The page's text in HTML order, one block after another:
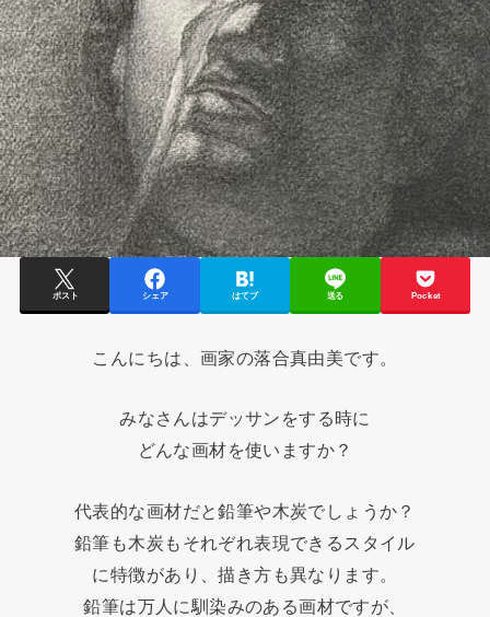
ポスト シェア はてブ 送る Pocket
こんにちは、画家の落合真由美です。
みなさんはデッサンをする時に
どんな画材を使いますか？
代表的な画材だと鉛筆や木炭でしょうか？
鉛筆も木炭もそれぞれ表現できるスタイル
に特徴があり、描き方も異なります。
鉛筆は万人に馴染みのある画材ですが、